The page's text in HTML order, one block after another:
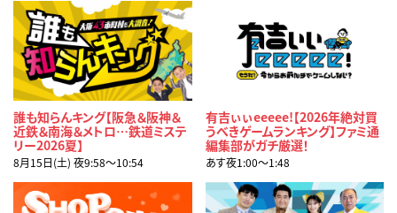
誰も知らんキング【阪急＆阪神＆
近鉄＆南海＆メトロ…鉄道ミステ
リー2026夏】
8月15日(土) 夜9:58〜10:54
有吉ぃぃeeeee!【2026年絶対買
うべきゲームランキング】ファミ通
編集部がガチ厳選！
あす夜1:00〜1:48